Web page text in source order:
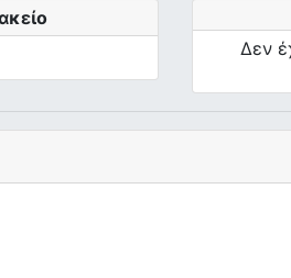
Δεν